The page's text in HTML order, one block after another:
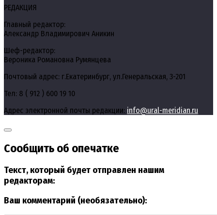
РЕДАКЦИЯ
Главный редактор:
Александр Владимирович Аникин
Шеф-редактор:
Вероника Романовна Румянцева
Почтовый адрес: г.Екатеринбург, ул.Генеральская, 3-201
Тел: 8 ( 912 ) 600 19 10
Адрес электронной почты редакции: info@ural-meridian.ru
Сообщить об опечатке
Текст, который будет отправлен нашим
редакторам:
Ваш комментарий (необязательно):